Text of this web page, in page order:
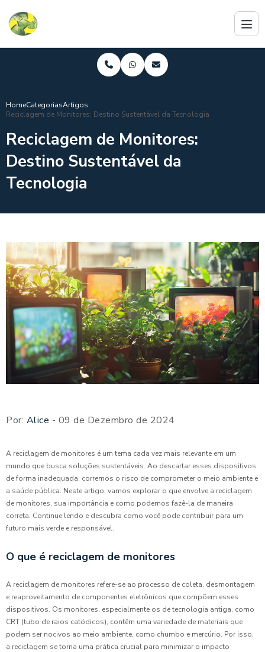
HomeCategoriasArtigos
Reciclagem de Monitores: Destino Sustentável da Tecnologia
Reciclagem de Monitores:
Destino Sustentável da
Tecnologia
Por: Alice - 09 de Dezembro de 2024
A reciclagem de monitores é um tema cada vez mais relevante em um
mundo que busca soluções sustentáveis. Ao descartar esses dispositivos
de forma inadequada, corremos o risco de comprometer o meio ambiente e
a saúde pública. Neste artigo, vamos explorar o que envolve a reciclagem
de monitores, sua importância e como podemos fazê-la de maneira
correta. Continue lendo e descubra como você pode contribuir para um
futuro mais verde e responsável.
O que é reciclagem de monitores
A reciclagem de monitores refere-se ao processo de coleta, desmontagem
e reaproveitamento de componentes eletrônicos que compõem esses
dispositivos. Os monitores, especialmente os de tecnologia antiga, como
CRT (tubo de raios catódicos), contêm uma variedade de materiais que
podem ser nocivos ao meio ambiente, como chumbo e mercúrio. Por isso,
a reciclagem se torna uma prática crucial para minimizar o impacto